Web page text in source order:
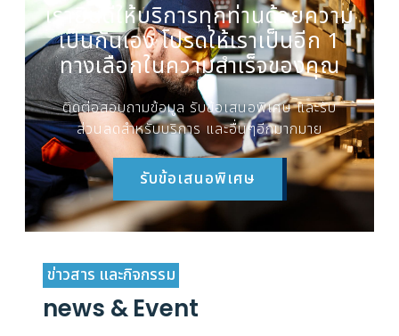
เรายินดีให้บริการทุกท่านด้วยความ
เป็นกันเอง โปรดให้เราเป็นอีก 1
ทางเลือกในความสำเร็จของคุณ
ติดต่อสอบถามข้อมูล รับข้อเสนอพิเศษ และรับ
ส่วนลดสำหรับบริการ และอื่นๆอีกมากมาย
รับข้อเสนอพิเศษ
ข่าวสาร และกิจกรรม
news & Event